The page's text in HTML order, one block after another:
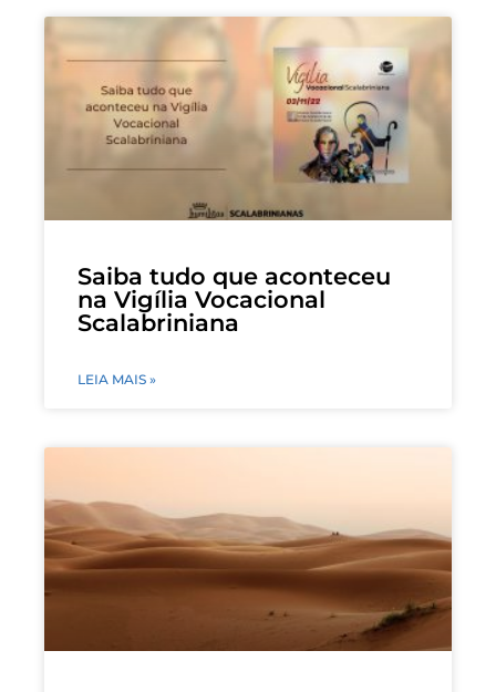
Saiba tudo que aconteceu
na Vigília Vocacional
Scalabriniana
LEIA MAIS »